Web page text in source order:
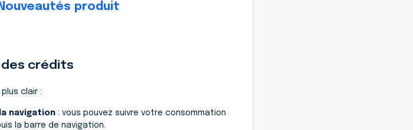
Nouveautés produit
des crédits
clair :
navigation : vous pouvez suivre votre consommation
la barre de navigation.